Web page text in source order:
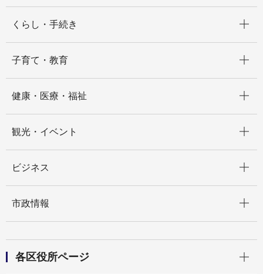
くらし・手続き
子育て・教育
健康・医療・福祉
観光・イベント
ビジネス
市政情報
各区役所ページ